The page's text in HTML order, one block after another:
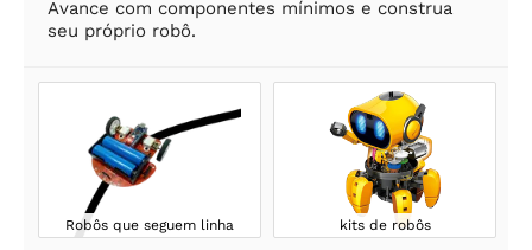
Avance com componentes mínimos e construa
seu próprio robô.
Robôs que seguem linha kits de robôs